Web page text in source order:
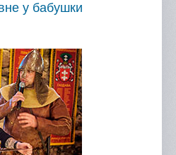
у бабушки